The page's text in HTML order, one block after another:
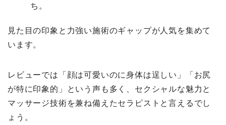
ち。
見た目の印象と力強い施術のギャップが人気を集めて
います。
レビューでは「顔は可愛いのに身体は逞しい」「お尻
が特に印象的」という声も多く、セクシャルな魅力と
マッサージ技術を兼ね備えたセラピストと言えるでし
ょう。